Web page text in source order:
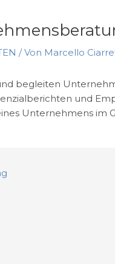
/ Von Marcello
begleiten
und
Unternehmens im